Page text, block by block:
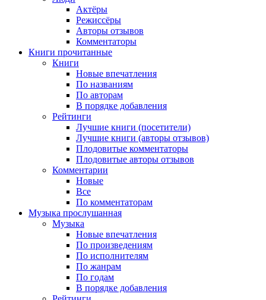
Актёры
Режиссёры
Авторы отзывов
Комментаторы
Книги прочитанные
Книги
Новые впечатления
По названиям
По авторам
В порядке добавления
Рейтинги
Лучшие книги (посетители)
Лучшие книги (авторы отзывов)
Плодовитые комментаторы
Плодовитые авторы отзывов
Комментарии
Новые
Все
По комментаторам
Музыка прослушанная
Музыка
Новые впечатления
По произведениям
По исполнителям
По жанрам
По годам
В порядке добавления